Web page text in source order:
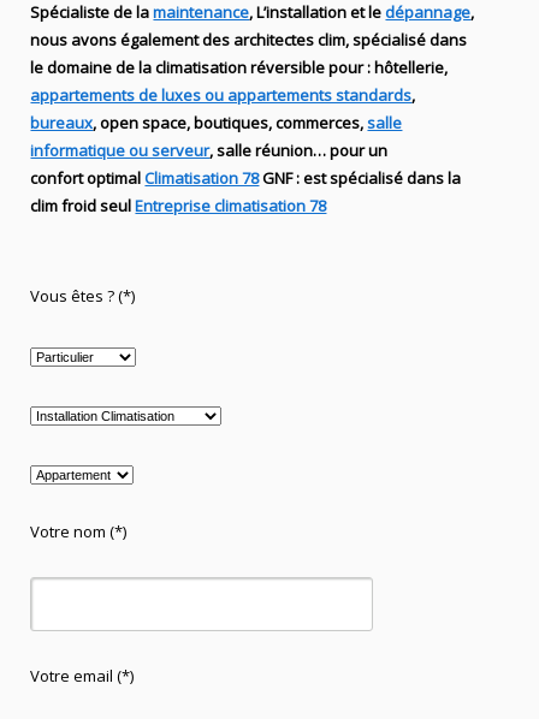
Spécialiste delamaintenance, L’installationet ledépannage,
nous avons également des architectes clim,spécialisé dans
le domaine de laclimatisation réversiblepour : hôtellerie,
appartements de luxes ou appartements standards,
bureaux, open space, boutiques, commerces,salle
informatique ou serveur, salle réunion… pour un
confort optimalClimatisation 78GNF:estspécialisédans la
climfroid seulEntreprise climatisation 78
Vous êtes ? (*)
Votre nom (*)
Votre email (*)